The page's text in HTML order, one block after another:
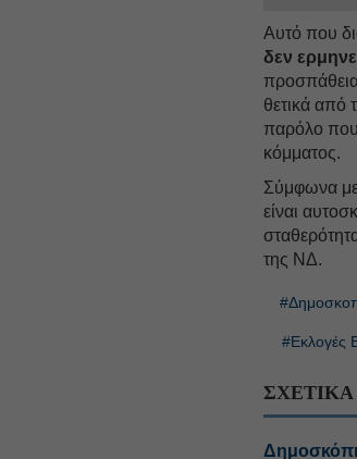
Αυτό που
δεν
θετικά από
παρόλο που
κόμματος.
Σύμφωνα
είναι
της ΝΔ.
#Εκλογές